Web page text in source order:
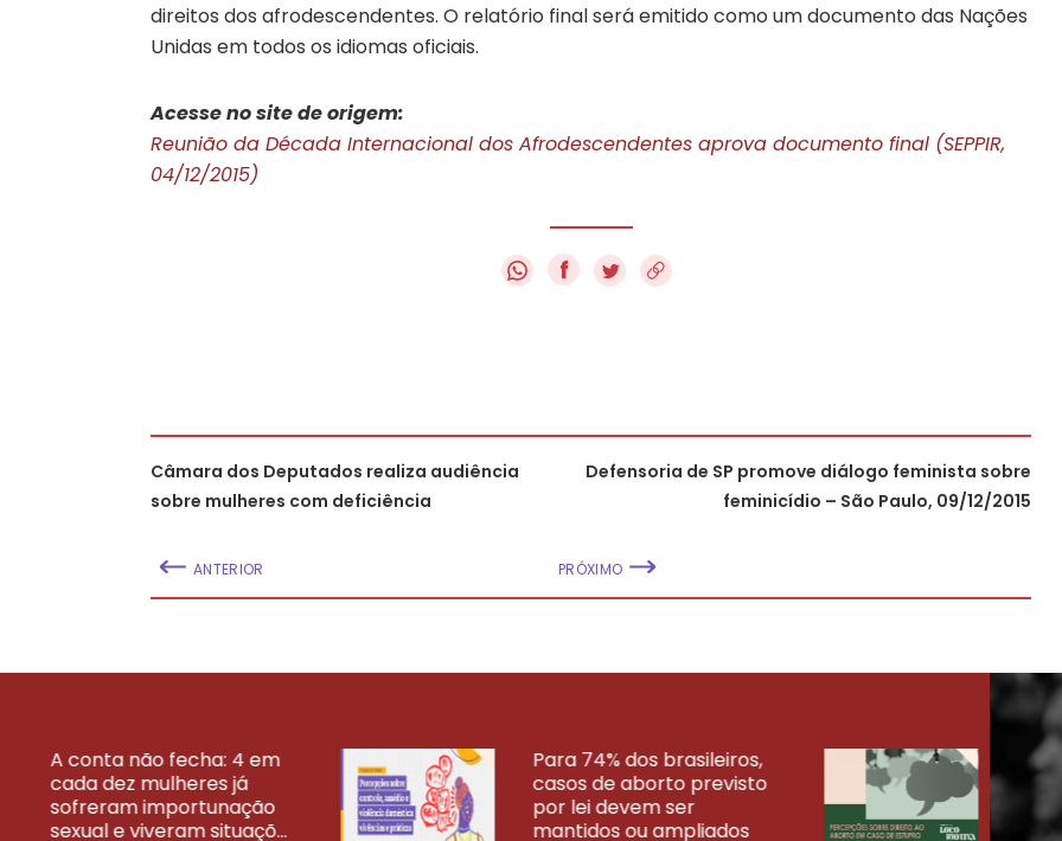
direitos dos afrodescendentes. O relatório final será emitido como um documento das Nações
Unidas em todos os idiomas oficiais.
Acesse no site de origem:
Reunião da Década Internacional dos Afrodescendentes aprova documento final (SEPPIR,
04/12/2015)
f
Câmara dos Deputados realiza audiência
sobre mulheres com deficiência
ANTERIOR
Defensoria de SP promove diálogo feminista sobre
feminicídio – São Paulo, 09/12/2015
PRÓXIMO
A conta não fecha: 4 em
cada dez mulheres já
sofreram importunação
sexual e viveram situaçõ...
Para 74% dos brasileiros,
casos de aborto previsto
por lei devem ser
mantidos ou ampliados
VEJA MAIS PESQUISAS